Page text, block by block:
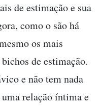
de estimação e sua
como o são há
os mais
de estimação.
e não tem nada
relação íntima e